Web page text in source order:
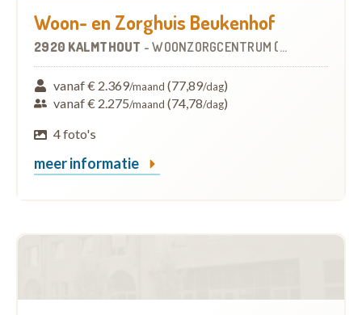
Woon- en Zorghuis Beukenhof
2920 KALMTHOUT -WOONZORGCENTRUM (WZC)
vanaf € 2.369/maand (77,89/dag)
vanaf € 2.275/maand (74,78/dag)
4 foto's
meer informatie